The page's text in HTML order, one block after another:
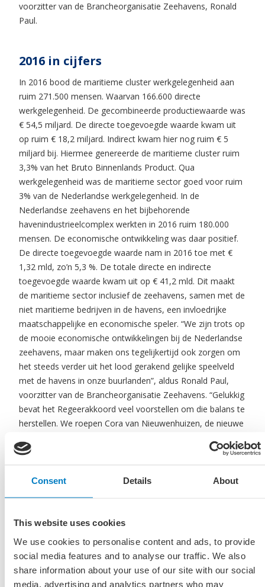
Consent Details About
This website uses cookies
We use cookies to personalise content and ads, to provide
social media features and to analyse our traffic. We also
share information about your use of our site with our social
media, advertising and analytics partners who may
voorzitter van de Brancheorganisatie Zeehavens, Ronald
Paul.
2016 in cijfers
In 2016 bood de maritieme cluster werkgelegenheid aan
ruim 271.500 mensen. Waarvan 166.600 directe
werkgelegenheid. De gecombineerde productiewaarde was
€ 54,5 miljard. De directe toegevoegde waarde kwam uit
op ruim € 18,2 miljard. Indirect kwam hier nog ruim € 5
miljard bij. Hiermee genereerde de maritieme cluster ruim
3,3% van het Bruto Binnenlands Product. Qua
werkgelegenheid was de maritieme sector goed voor ruim
3% van de Nederlandse werkgelegenheid. In de
Nederlandse zeehavens en het bijbehorende
havenindustrieelcomplex werkten in 2016 ruim 180.000
mensen. De economische ontwikkeling was daar positief.
De directe toegevoegde waarde nam in 2016 toe met €
1,32 mld, zo’n 5,3 %. De totale directe en indirecte
toegevoegde waarde kwam uit op € 41,2 mld. Dit maakt
de maritieme sector inclusief de zeehavens, samen met de
niet maritieme bedrijven in de havens, een invloedrijke
maatschappelijke en economische speler. “We zijn trots op
de mooie economische ontwikkelingen bij de Nederlandse
zeehavens, maar maken ons tegelijkertijd ook zorgen om
het steeds verder uit het lood gerakend gelijke speelveld
met de havens in onze buurlanden”, aldus Ronald Paul,
voorzitter van de Brancheorganisatie Zeehavens. “Gelukkig
bevat het Regeerakkoord veel voorstellen om die balans te
herstellen. We roepen Cora van Nieuwenhuizen, de nieuwe
aangekondigde maatregelen snel in te voeren om daarmee
banen veilig te stellen.”​
Vooruitblik
Gezien de achterliggende redenen voor de moeilijke
economische situatie in de cluster zijn de vooruitzichten
voor 2017 niet rooskleurig. Overcapaciteit in de
(zee)scheepvaart zorgt voor (te) lage vrachtprijzen. En